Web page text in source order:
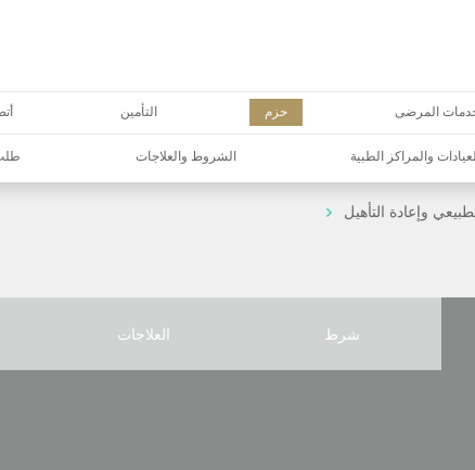
المرضى حزم التأمين
والمراكز الطبية الشروط والعلاجات
وإعادة التأهيل
شرط العلاجات